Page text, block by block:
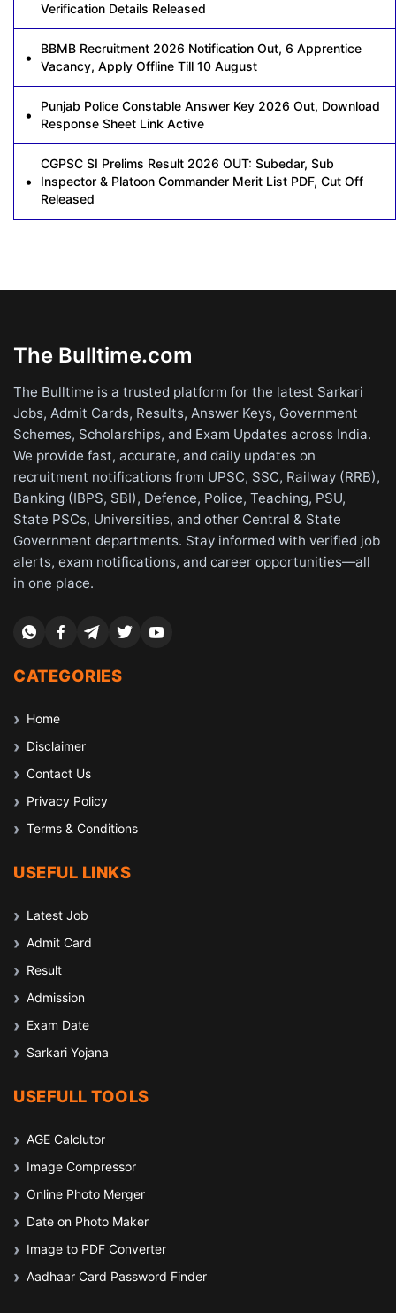
Verification Details Released
BBMB Recruitment 2026 Notification Out, 6 Apprentice
Vacancy, Apply Offline Till 10 August
Punjab Police Constable Answer Key 2026 Out, Download
Response Sheet Link Active
CGPSC SI Prelims Result 2026 OUT: Subedar, Sub
Inspector & Platoon Commander Merit List PDF, Cut Off
Released
The Bulltime.com
The Bulltime is a trusted platform for the latest Sarkari
Jobs, Admit Cards, Results, Answer Keys, Government
Schemes, Scholarships, and Exam Updates across India.
We provide fast, accurate, and daily updates on
recruitment notifications from UPSC, SSC, Railway (RRB),
Banking (IBPS, SBI), Defence, Police, Teaching, PSU,
State PSCs, Universities, and other Central & State
Government departments. Stay informed with verified job
alerts, exam notifications, and career opportunities—all
in one place.
CATEGORIES
Home
Disclaimer
Contact Us
Privacy Policy
Terms & Conditions
USEFUL LINKS
Latest Job
Admit Card
Result
Admission
Exam Date
Sarkari Yojana
USEFULL TOOLS
AGE Calclutor
Image Compressor
Online Photo Merger
Date on Photo Maker
Image to PDF Converter
Aadhaar Card Password Finder